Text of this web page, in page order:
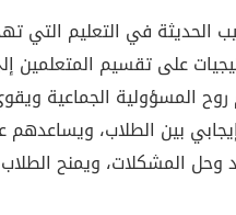
الحديثة في التعليم
على تقسيم
المسؤولية الجماعية
بين الطلاب،
وحل المشكلات، ويمنح